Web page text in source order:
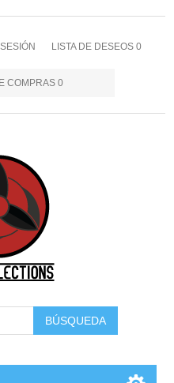
LISTA DE DESEOS 0
COMPRAS 0
BÚSQUEDA